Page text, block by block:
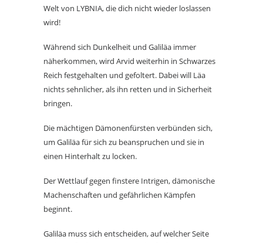
Welt von LYBNIA, die dich nicht wieder loslassen
wird!
Während sich Dunkelheit und Galiläa immer
näherkommen, wird Arvid weiterhin in Schwarzes
Reich festgehalten und gefoltert. Dabei will Läa
nichts sehnlicher, als ihn retten und in Sicherheit
bringen.
Die mächtigen Dämonenfürsten verbünden sich,
um Galiläa für sich zu beanspruchen und sie in
einen Hinterhalt zu locken.
Der Wettlauf gegen finstere Intrigen, dämonische
Machenschaften und gefährlichen Kämpfen
beginnt.
Galiläa muss sich entscheiden, auf welcher Seite